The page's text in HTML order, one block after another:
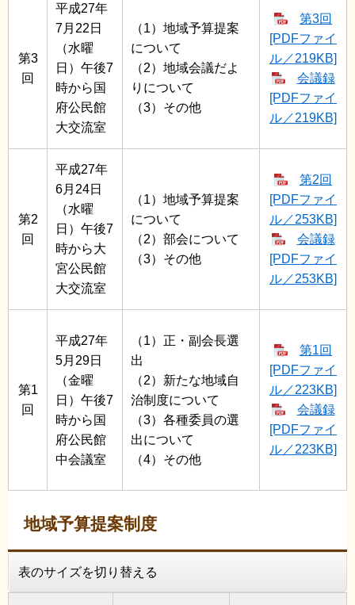
第3
回
平成27年
7月22日
（水曜
日）午後7
時から国
府公民館
大交流室
（1）地域予算提案
について
（2）地域会議だよ
りについて
（3）その他
第3回
[PDFファイ
ル／219KB]
会議録
[PDFファイ
ル／219KB]
第2
回
平成27年
6月24日
（水曜
日）午後7
時から大
宮公民館
大交流室
（1）地域予算提案
について
（2）部会について
（3）その他
第2回
[PDFファイ
ル／253KB]
会議録
[PDFファイ
ル／253KB]
第1
回
平成27年
5月29日
（金曜
日）午後7
時から国
府公民館
中会議室
（1）正・副会長選
出
（2）新たな地域自
治制度について
（3）各種委員の選
出について
（4）その他
第1回
[PDFファイ
ル／223KB]
会議録
[PDFファイ
ル／223KB]
地域予算提案制度
表のサイズを切り替える